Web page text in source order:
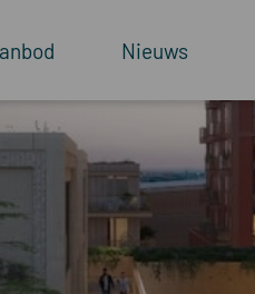
Nieuws